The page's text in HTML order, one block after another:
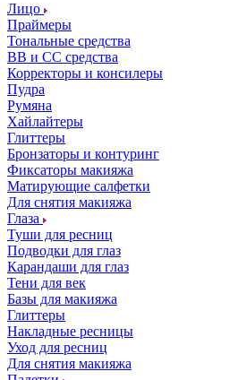
Лицо
Праймеры
Тональные средства
ВВ и СС средства
Корректоры и консилеры
Пудра
Румяна
Хайлайтеры
Глиттеры
Бронзаторы и контуринг
Фиксаторы макияжа
Матирующие салфетки
Для снятия макияжа
Глаза
Туши для ресниц
Подводки для глаз
Карандаши для глаз
Тени для век
Базы для макияжа
Глиттеры
Накладные ресницы
Уход для ресниц
Для снятия макияжа